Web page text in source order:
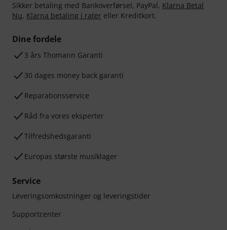
Sikker betaling med Bankoverførsel, PayPal, Klarna Betal
Nu, Klarna betaling i rater eller Kreditkort.
Dine fordele
3 års Thomann Garanti
30 dages money back garanti
Reparationsservice
Råd fra vores eksperter
Tilfredshedsgaranti
Europas største musiklager
Service
Leveringsomkostninger og leveringstider
Supportcenter